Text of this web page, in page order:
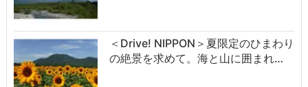
＜Drive! NIPPON＞夏限定のひまわり
の絶景を求めて。海と山に囲まれ…